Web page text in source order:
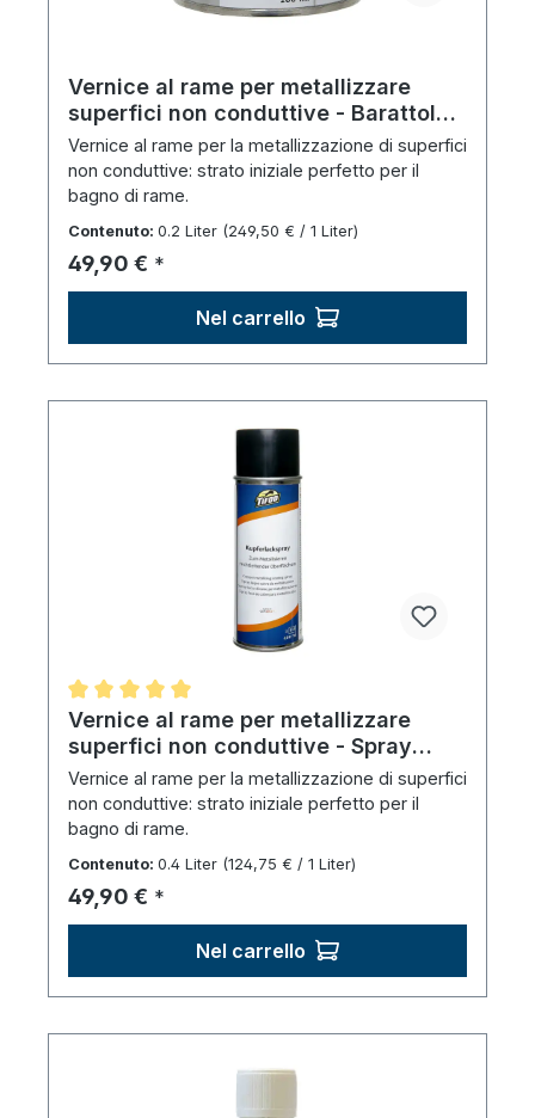
Vernice al rame per metallizzare
superfici non conduttive - Barattolo
(200 ml)
Vernice al rame per la metallizzazione di superfici
non conduttive: strato iniziale perfetto per il
bagno di rame.
Contenuto: 0.2 Liter (249,50 € / 1 Liter)
Prezzo normale:
49,90 € *
Nel carrello
Valutazione media di 5 su 5 stelle
Vernice al rame per metallizzare
superfici non conduttive - Spray
(400 ml)
Vernice al rame per la metallizzazione di superfici
non conduttive: strato iniziale perfetto per il
bagno di rame.
Contenuto: 0.4 Liter (124,75 € / 1 Liter)
Prezzo normale:
49,90 € *
Nel carrello